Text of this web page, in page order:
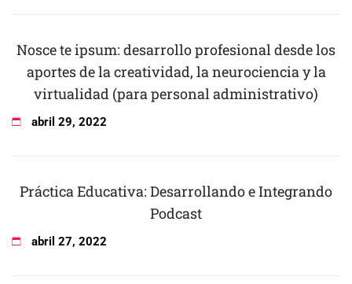
Nosce te ipsum: desarrollo profesional desde los
aportes de la creatividad, la neurociencia y la
virtualidad (para personal administrativo)
abril 29, 2022
Práctica Educativa: Desarrollando e Integrando
Podcast
abril 27, 2022